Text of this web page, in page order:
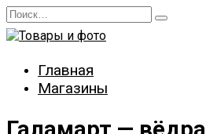
Перейти
к
содержанию
Search
for:
Главная
Магазины